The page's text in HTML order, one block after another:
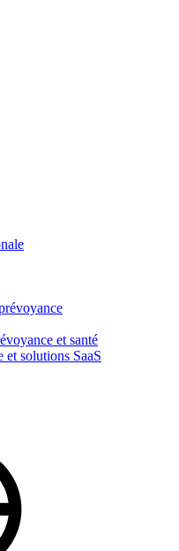
et santé
et solutions SaaS